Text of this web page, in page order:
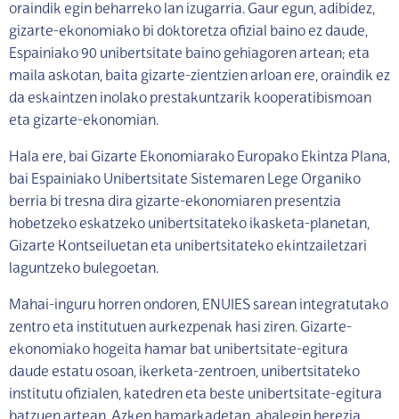
oraindik egin beharreko lan izugarria. Gaur egun, adibidez,
gizarte-ekonomiako bi doktoretza ofizial baino ez daude,
Espainiako 90 unibertsitate baino gehiagoren artean; eta
maila askotan, baita gizarte-zientzien arloan ere, oraindik ez
da eskaintzen inolako prestakuntzarik kooperatibismoan
eta gizarte-ekonomian.
Hala ere, bai Gizarte Ekonomiarako Europako Ekintza Plana,
bai Espainiako Unibertsitate Sistemaren Lege Organiko
berria bi tresna dira gizarte-ekonomiaren presentzia
hobetzeko eskatzeko unibertsitateko ikasketa-planetan,
Gizarte Kontseiluetan eta unibertsitateko ekintzailetzari
laguntzeko bulegoetan.
Mahai-inguru horren ondoren, ENUIES sarean integratutako
zentro eta institutuen aurkezpenak hasi ziren. Gizarte-
ekonomiako hogeita hamar bat unibertsitate-egitura
daude estatu osoan, ikerketa-zentroen, unibertsitateko
institutu ofizialen, katedren eta beste unibertsitate-egitura